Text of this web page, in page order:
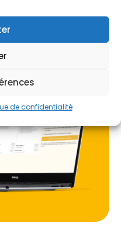
de confidentialité
une véritable
patrimoine
sismiques de
des sols
économique dans
la configuration
de maisons
ou d'appartements
des équipements
de la volatilité
En choisissant une
maintenant
vos aides !